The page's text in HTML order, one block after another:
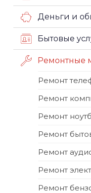
Деньги и
Бытовые
Ремонтные
Ремонт
Ремонт
Ремонт
Ремонт
Ремонт
Ремонт
Ремонт